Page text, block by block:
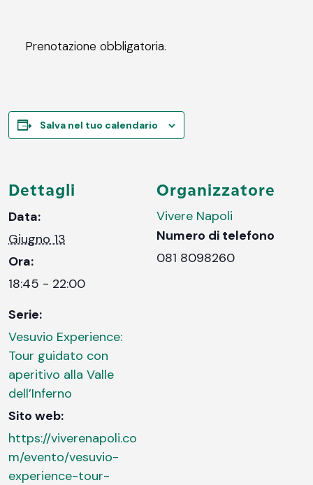
Prenotazione obbligatoria.
Salva nel tuo calendario
Dettagli
Data:
Giugno 13
Ora:
18:45 - 22:00
Serie:
Vesuvio Experience:
Tour guidato con
aperitivo alla Valle
dell’Inferno
Sito web:
https://viverenapoli.co
m/evento/vesuvio-
experience-tour-
Organizzatore
Vivere Napoli
Numero di telefono
081 8098260